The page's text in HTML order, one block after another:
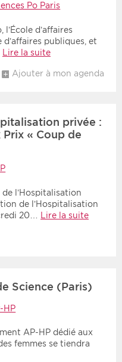
Po Paris
l’École d’affaires
d’affaires publiques, et
Lire la suite
Ajouter à mon agenda
privée :
« Coup de
de l’Hospitalisation
de l’Hospitalisation
20…
Lire la suite
Science (Paris)
HP
AP-HP dédié aux
femmes se tiendra